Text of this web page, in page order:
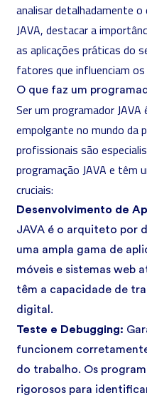
analisar detalhadamente
JAVA, destacar a
as aplicações práticas do
fatores que influenciam
O que faz um
Ser um programador JAVA
empolgante no mundo da
profissionais são
programação JAVA e têm
cruciais:
Desenvolvimento de
JAVA é o arquiteto por
uma ampla gama de
móveis e sistemas web
têm a capacidade de
digital.
Teste e Debugging:
funcionem
do trabalho. Os
rigorosos para